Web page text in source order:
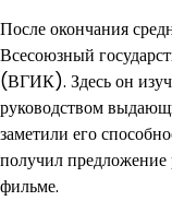
После окончания
Всесоюзный
(ВГИК). Здесь он
руководством
заметили его
получил предложение
фильме.